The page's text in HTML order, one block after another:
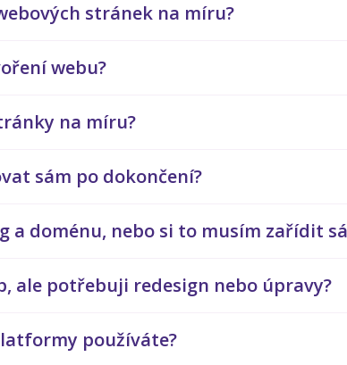
stránek na míru?
webu?
na míru?
sám po dokončení?
a doménu, nebo si to musím zařídit
ale potřebuji redesign nebo úpravy?
používáte?